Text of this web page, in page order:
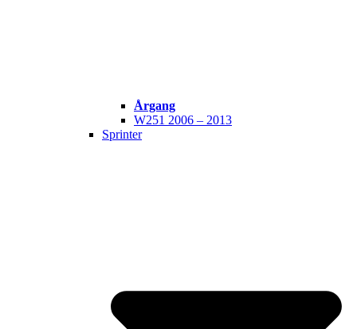
Årgang
W251 2006 – 2013
Sprinter